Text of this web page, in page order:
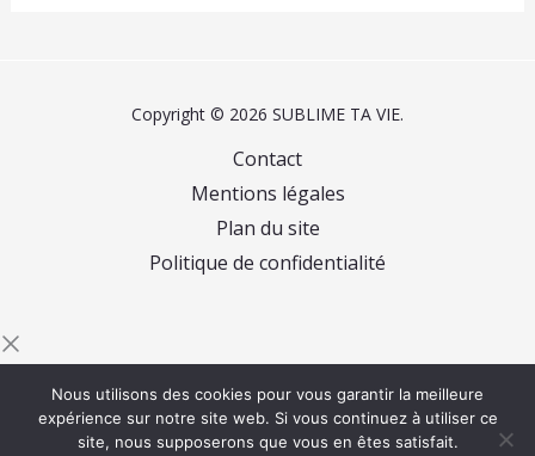
Copyright © 2026 SUBLIME TA VIE.
Contact
Mentions légales
Plan du site
Politique de confidentialité
Commencez à saisir du texte et appuyez sur Entrée
pour rechercher
Nous utilisons des cookies pour vous garantir la meilleure
expérience sur notre site web. Si vous continuez à utiliser ce
site, nous supposerons que vous en êtes satisfait.